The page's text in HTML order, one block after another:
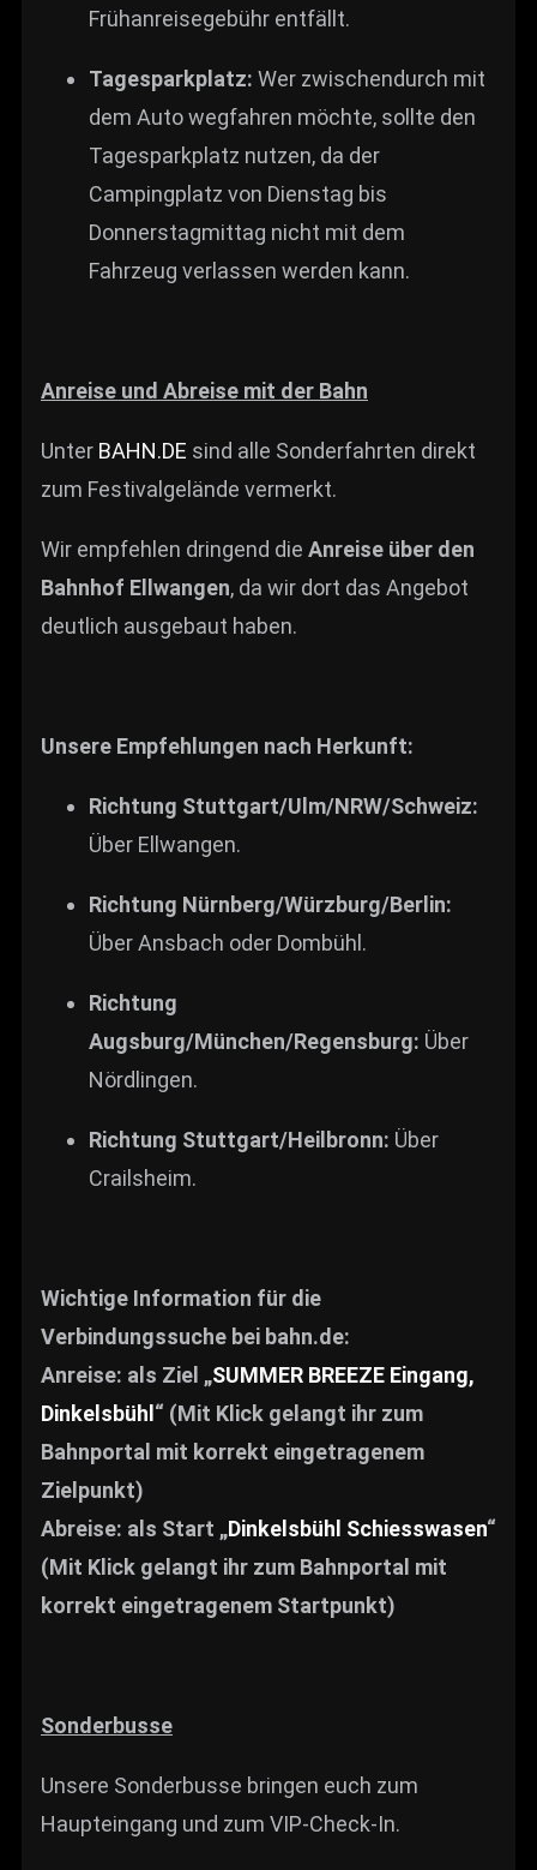
Frühanreisegebühr entfällt.
Tagesparkplatz: Wer zwischendurch mit
dem Auto wegfahren möchte, sollte den
Tagesparkplatz nutzen, da der
Campingplatz von Dienstag bis
Donnerstagmittag nicht mit dem
Fahrzeug verlassen werden kann.
Anreise und Abreise mit der Bahn
Unter BAHN.DE sind alle Sonderfahrten direkt
zum Festivalgelände vermerkt.
Wir empfehlen dringend die Anreise über den
Bahnhof Ellwangen, da wir dort das Angebot
deutlich ausgebaut haben.
Unsere Empfehlungen nach Herkunft:
Richtung Stuttgart/Ulm/NRW/Schweiz:
Über Ellwangen.
Richtung Nürnberg/Würzburg/Berlin:
Über Ansbach oder Dombühl.
Richtung
Augsburg/München/Regensburg: Über
Nördlingen.
Richtung Stuttgart/Heilbronn: Über
Crailsheim.
Wichtige Information für die
Verbindungssuche bei bahn.de:
Anreise: als Ziel „SUMMER BREEZE Eingang,
Dinkelsbühl “ (Mit Klick gelangt ihr zum
Bahnportal mit korrekt eingetragenem
Zielpunkt)
Abreise: als Start „Dinkelsbühl Schiesswasen“
(Mit Klick gelangt ihr zum Bahnportal mit
korrekt eingetragenem Startpunkt)
Sonderbusse
Unsere Sonderbusse bringen euch zum
Haupteingang und zum VIP-Check-In.